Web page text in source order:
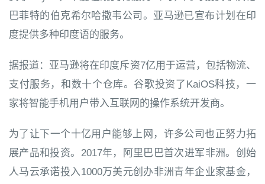
巴菲特的伯克希尔哈撒韦公司。亚马逊已宣布计划在印
度提供多种印度语的服务。
据报道：亚马逊将在印度斥资7亿用于运营，包括物流、
支付服务，和数十个仓库。谷歌投资了KaiOS科技，一
家将智能手机用户带入互联网的操作系统开发商。
为了让下一个十亿用户能够上网，许多公司也正努力拓
展产品和投资。2017年，阿里巴巴首次进军非洲。创始
人马云承诺投入1000万美元创办非洲青年企业家基金，